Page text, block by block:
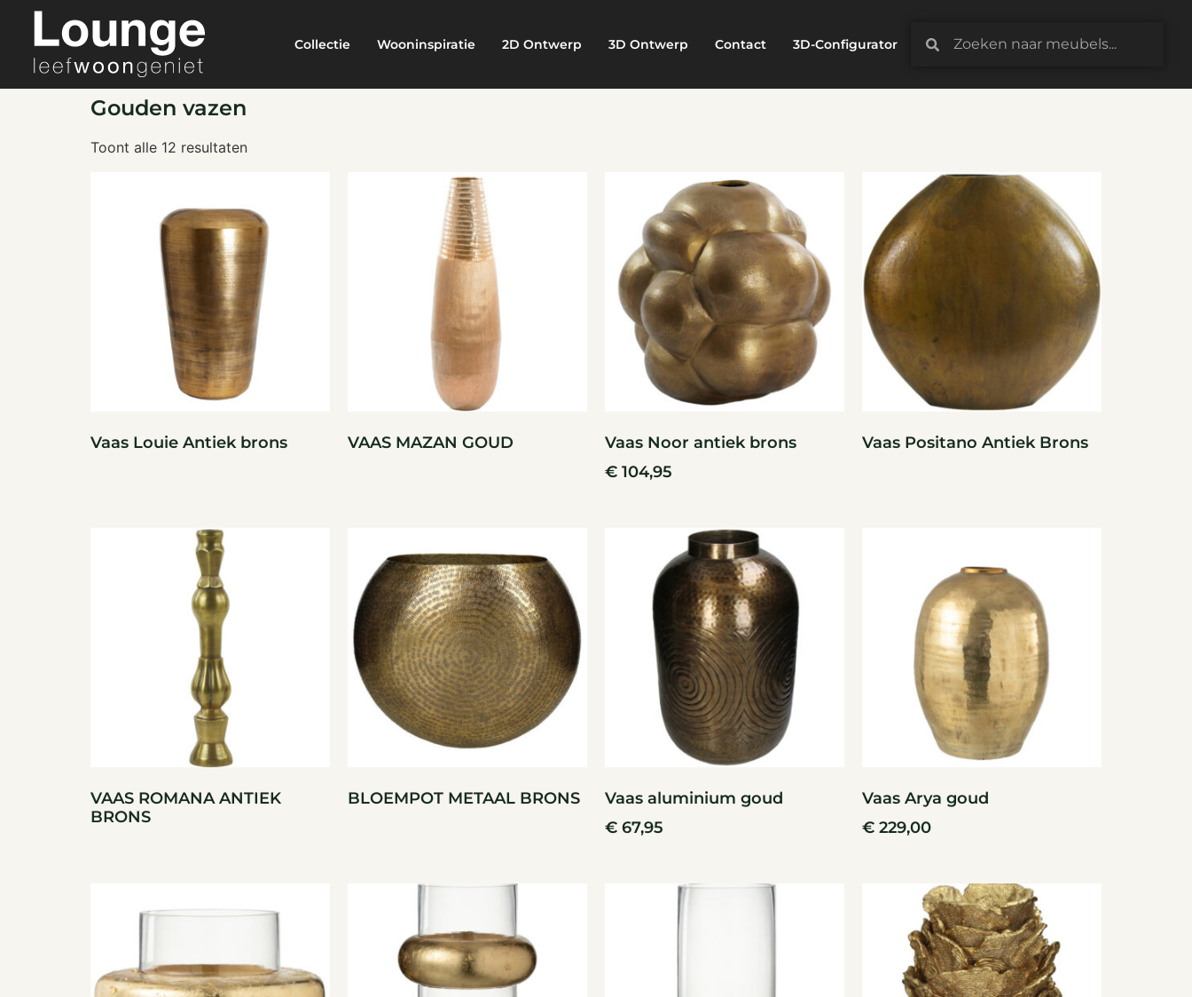
Collectie Wooninspiratie 2D Ontwerp 3D Ontwerp Contact 3D-Configurator
Gouden vazen
Toont alle 12 resultaten
Vaas Louie Antiek brons VAAS MAZAN GOUD
Vaas Noor antiek brons
€ 104,95
Vaas Positano Antiek Brons
VAAS ROMANA ANTIEK
BRONS
BLOEMPOT METAAL BRONS
Vaas aluminium goud
€ 67,95
Vaas Arya goud
€ 229,00